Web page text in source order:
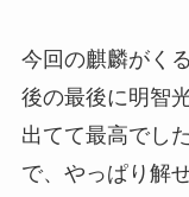
今回の麒麟がく
後の最後に明智
出てて最高でし
で、やっぱり解